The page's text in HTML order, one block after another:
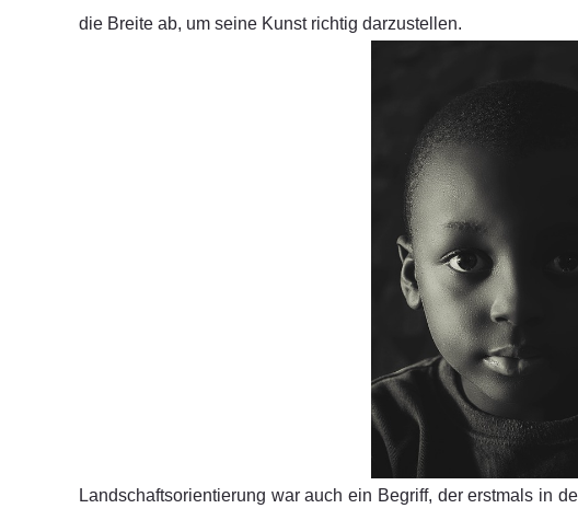
die Breite ab, um seine Kunst richtig darzustellen.
Landschaftsorientierung war auch ein Begriff, der erstmals in